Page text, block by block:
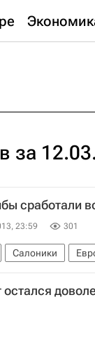
за
сработали
23:59 301
Салоники